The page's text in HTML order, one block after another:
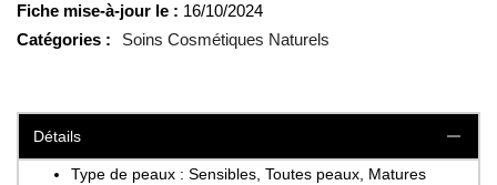
Fiche mise-à-jour le : 16/10/2024
Catégories :
Soins Cosmétiques Naturels
Détails
Type de peaux : Sensibles, Toutes peaux, Matures